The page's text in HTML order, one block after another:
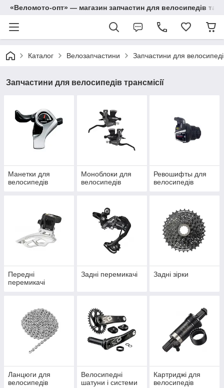
«Веломото-опт» — магазин запчастин для велосипедів та
Каталог Велозапчастини Запчастини для
Запчастини для велосипедів трансмісії
Манетки для
велосипедів
Моноблоки для
велосипедів
Ревошифты для
велосипедів
Передні
перемикачі
Задні перемикачі Задні зірки
Ланцюги для
велосипедів
Велосипедні
шатуни і системи
Картриджі для
велосипедів